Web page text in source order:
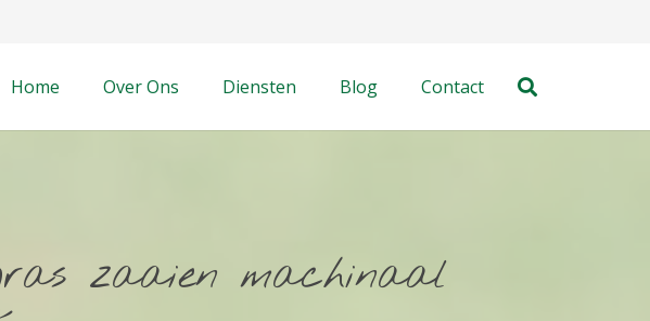
Home Over Ons Diensten Blog Contact
zaaien machinaal